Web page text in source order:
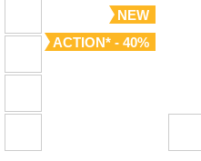
NEW
ACTION* - 40%